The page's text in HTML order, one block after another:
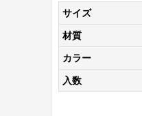
サイズ
材質
カラー
入数